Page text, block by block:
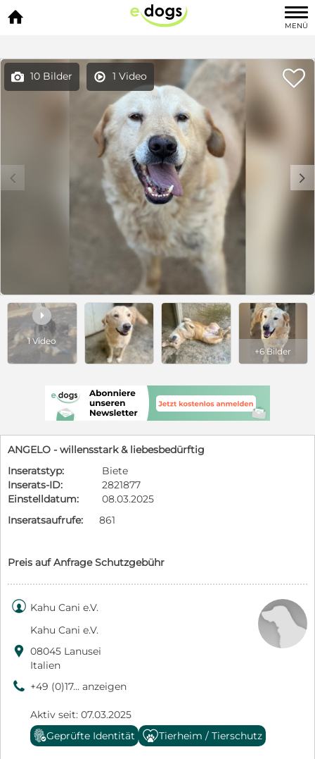

MENÜ
 10 Bilder  1 Video 
c d

1 Video
+6 Bilder
ANGELO - willensstark & liebesbedürftig
Inseratstyp:
Biete
Inserats-ID:
2821877
Einstelldatum:
08.03.2025
Inseratsaufrufe:
861
Preis auf Anfrage Schutzgebühr
 Kahu Cani e.V.
Kahu Cani e.V.
 08045 Lanusei
Italien
9 +49 (0)17... anzeigen
Aktiv seit: 07.03.2025
Geprüfte Identität
Tierheim / Tierschutz